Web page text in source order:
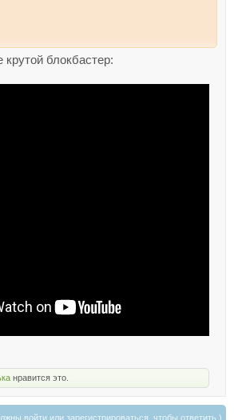
крутой блокбастер:
нравится это.
войти или зарегистрироваться, чтобы ответить.)